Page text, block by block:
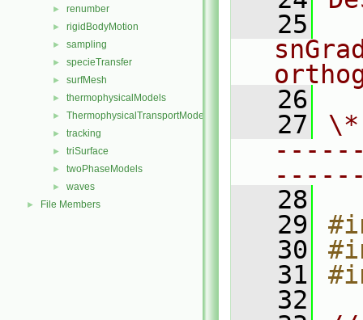
► renumber
► rigidBodyMotion
► sampling
► specieTransfer
► surfMesh
► thermophysicalModels
► ThermophysicalTransportModels
► tracking
► triSurface
► twoPhaseModels
► waves
► File Members
   25
   26
   27
   28
   29
   30
   31
   32